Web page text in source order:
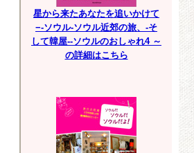
星から来たあなたを追いかけて
−-ソウル-ソウル近郊の旅、-そ
して韓屋--ソウルのおしゃれ4 ～
の詳細はこちら